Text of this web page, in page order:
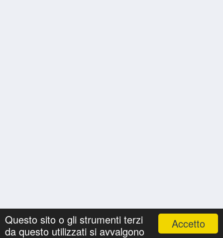
Accetto
Questo sito o gli strumenti terzi
da questo utilizzati si avvalgono